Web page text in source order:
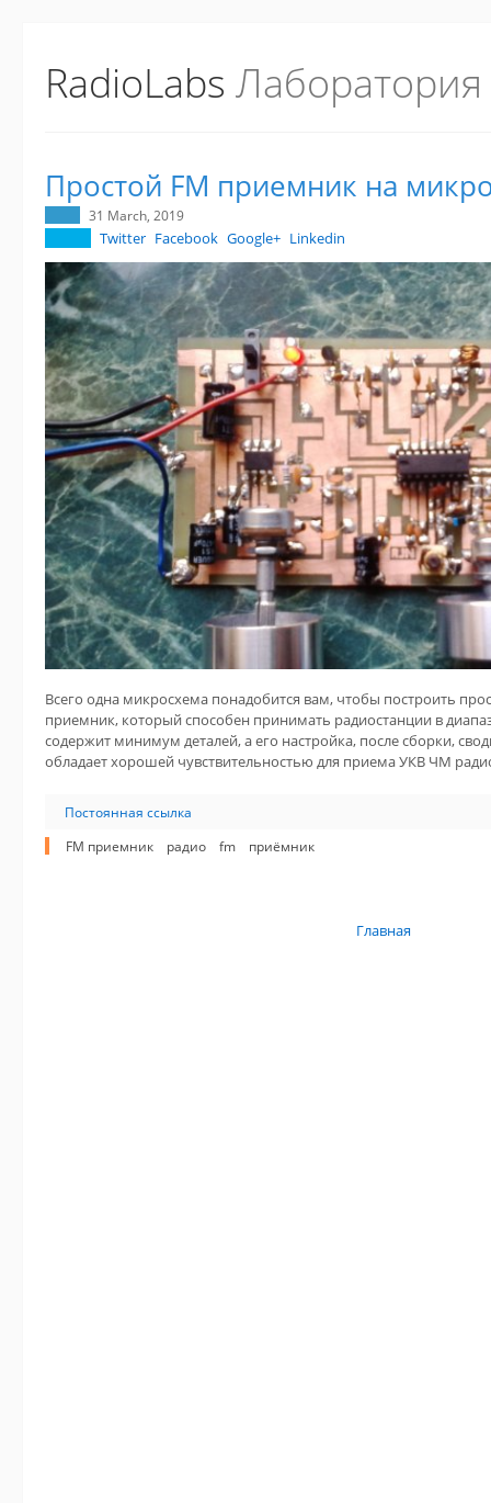
RadioLabs
Простой FM приемник на
31 March, 2019
Twitter Facebook Google+ Linkedin
Всего одна микросхема понадобится вам, чтобы построить
приемник, который способен принимать радиостанции в
содержит минимум деталей, а его настройка, после сборки,
обладает хорошей чувствительностью для приема УКВ ЧМ
Постоянная ссылка
FM приемник
радио fm приёмник
Главная